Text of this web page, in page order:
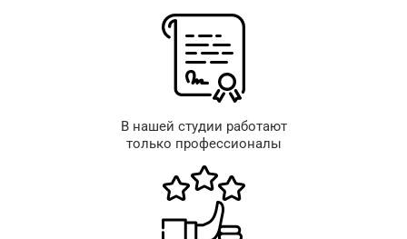
В нашей студии работают
только профессионалы